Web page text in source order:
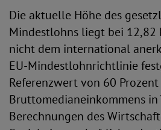
Die aktuelle Höhe des
Mindestlohns liegt bei 12,82
nicht dem international
EU-Mindestlohnrichtlinie
Referenzwert von 60 Prozent
Bruttomedianeinkommens in
Berechnungen des